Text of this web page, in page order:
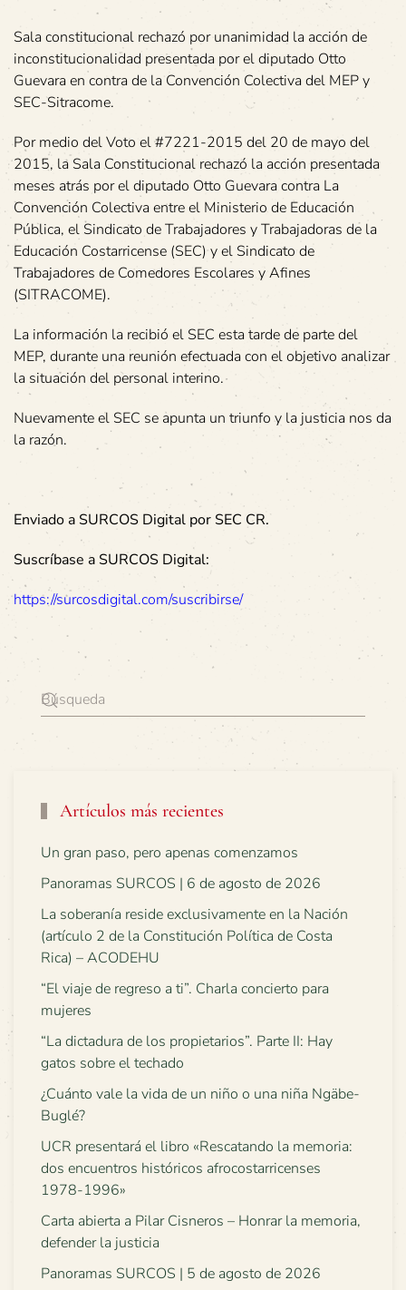
Sala constitucional rechazó por unanimidad la acción de
inconstitucionalidad presentada por el diputado Otto
Guevara en contra de la Convención Colectiva del MEP y
SEC-Sitracome.
Por medio del Voto el #7221-2015 del 20 de mayo del
2015, la Sala Constitucional rechazó la acción presentada
meses atrás por el diputado Otto Guevara contra La
Convención Colectiva entre el Ministerio de Educación
Pública, el Sindicato de Trabajadores y Trabajadoras de la
Educación Costarricense (SEC) y el Sindicato de
Trabajadores de Comedores Escolares y Afines
(SITRACOME).
La información la recibió el SEC esta tarde de parte del
MEP, durante una reunión efectuada con el objetivo analizar
la situación del personal interino.
Nuevamente el SEC se apunta un triunfo y la justicia nos da
la razón.
Enviado a SURCOS Digital por SEC CR.
Suscríbase a SURCOS Digital:
https://surcosdigital.com/suscribirse/
Artículos más recientes
Un gran paso, pero apenas comenzamos
Panoramas SURCOS | 6 de agosto de 2026
La soberanía reside exclusivamente en la Nación
(artículo 2 de la Constitución Política de Costa
Rica) – ACODEHU
“El viaje de regreso a ti”. Charla concierto para
mujeres
“La dictadura de los propietarios”. Parte II: Hay
gatos sobre el techado
¿Cuánto vale la vida de un niño o una niña Ngäbe-
Buglé?
UCR presentará el libro «Rescatando la memoria:
dos encuentros históricos afrocostarricenses
1978-1996»
Carta abierta a Pilar Cisneros – Honrar la memoria,
defender la justicia
Panoramas SURCOS | 5 de agosto de 2026